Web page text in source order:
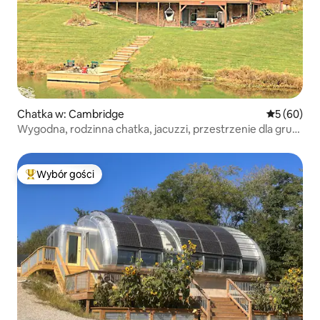
Chatka w: Cambridge Średnia
5 (60)
Wygodna, rodzinna chatka, jacuzzi, przestrzenie dla grup
Najpopularniejsze z kategorii Wybór gości
Wybór gości